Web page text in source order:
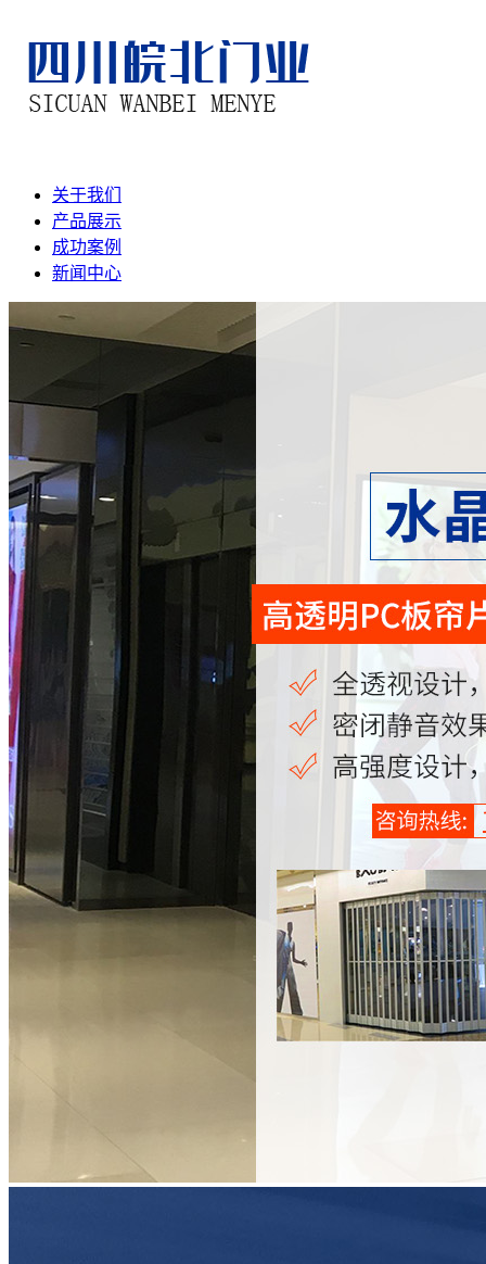
关于我们
产品展示
成功案例
新闻中心